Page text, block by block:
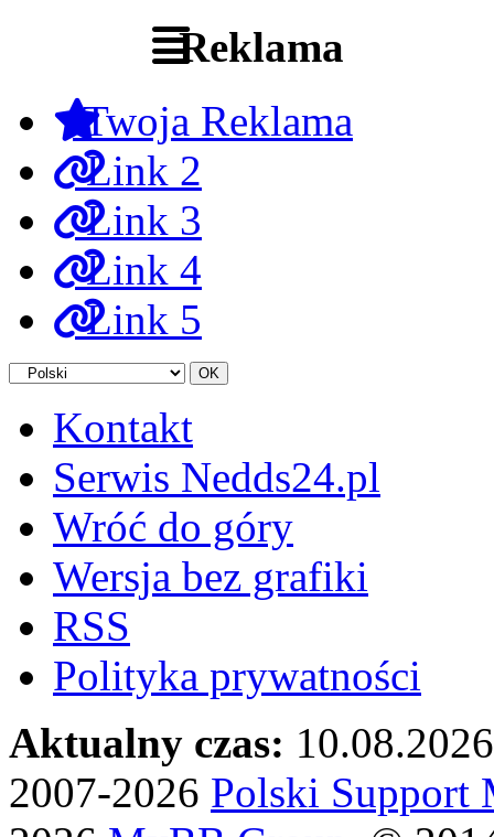
Reklama
Twoja Reklama
Link 2
Link 3
Link 4
Link 5
Kontakt
Serwis Nedds24.pl
Wróć do góry
Wersja bez grafiki
RSS
Polityka prywatności
Aktualny czas:
2007-2026 Polski Support